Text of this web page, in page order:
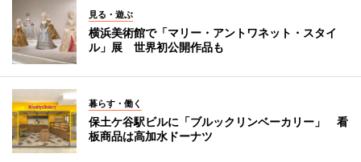
見る・遊ぶ
横浜美術館で「マリー・アントワネット・スタイ
ル」展 世界初公開作品も
暮らす・働く
保土ケ谷駅ビルに「ブルックリンベーカリー」 看
板商品は高加水ドーナツ